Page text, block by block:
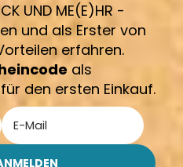
UND ME(E)HR -
und als Erster von
erfahren.
als
den ersten Einkauf.